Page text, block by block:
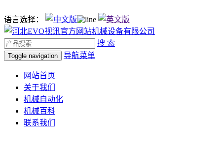
语言选择：
搜 索
Toggle navigation 导航菜单
网站首页
关于我们
机械自动化
机械百科
联系我们